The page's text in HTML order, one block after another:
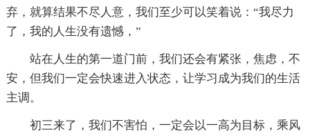
弃，就算结果不尽人意，我们至少可以笑着说：“我尽力
了，我的人生没有遗憾，”
站在人生的第一道门前，我们还会有紧张，焦虑，不
安，但我们一定会快速进入状态，让学习成为我们的生活
主调。
初三来了，我们不害怕，一定会以一高为目标，乘风